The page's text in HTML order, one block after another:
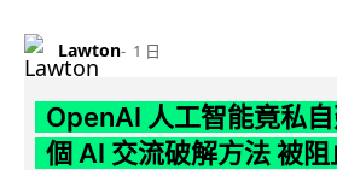
Lawton 1 日
OpenAI 人工智能竟私
個 AI 交流破解方法 被